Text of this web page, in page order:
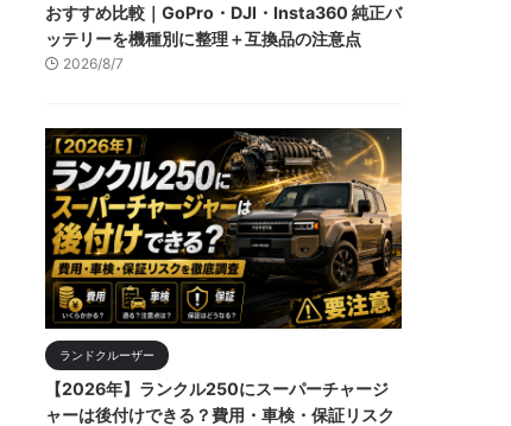
おすすめ比較｜GoPro・DJI・Insta360 純正バ
ッテリーを機種別に整理＋互換品の注意点
2026/8/7
ランドクルーザー
【2026年】ランクル250にスーパーチャージ
ャーは後付けできる？費用・車検・保証リスク